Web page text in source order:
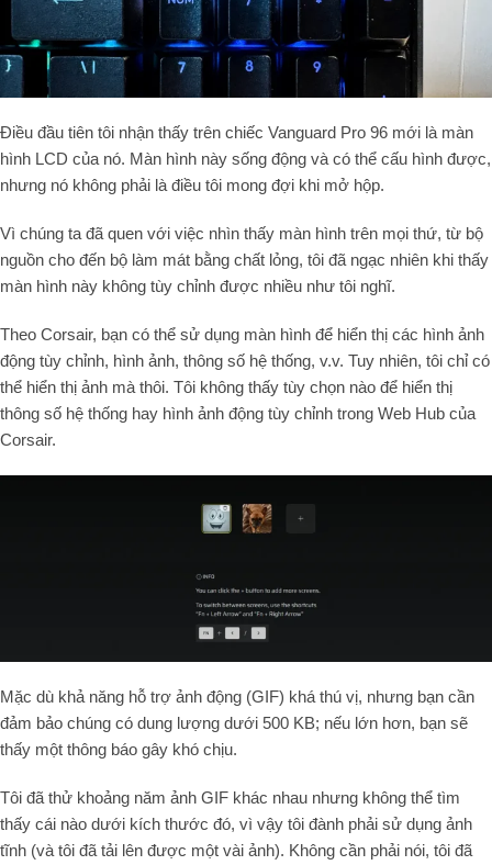
Điều đầu tiên tôi nhận thấy trên chiếc Vanguard Pro 96 mới là màn
hình LCD của nó. Màn hình này sống động và có thể cấu hình được,
nhưng nó không phải là điều tôi mong đợi khi mở hộp.
Vì chúng ta đã quen với việc nhìn thấy màn hình trên mọi thứ, từ bộ
nguồn cho đến bộ làm mát bằng chất lỏng, tôi đã ngạc nhiên khi thấy
màn hình này không tùy chỉnh được nhiều như tôi nghĩ.
Theo Corsair, bạn có thể sử dụng màn hình để hiển thị các hình ảnh
động tùy chỉnh, hình ảnh, thông số hệ thống, v.v. Tuy nhiên, tôi chỉ có
thể hiển thị ảnh mà thôi. Tôi không thấy tùy chọn nào để hiển thị
thông số hệ thống hay hình ảnh động tùy chỉnh trong Web Hub của
Corsair.
Mặc dù khả năng hỗ trợ ảnh động (GIF) khá thú vị, nhưng bạn cần
đảm bảo chúng có dung lượng dưới 500 KB; nếu lớn hơn, bạn sẽ
thấy một thông báo gây khó chịu.
Tôi đã thử khoảng năm ảnh GIF khác nhau nhưng không thể tìm
thấy cái nào dưới kích thước đó, vì vậy tôi đành phải sử dụng ảnh
tĩnh (và tôi đã tải lên được một vài ảnh). Không cần phải nói, tôi đã